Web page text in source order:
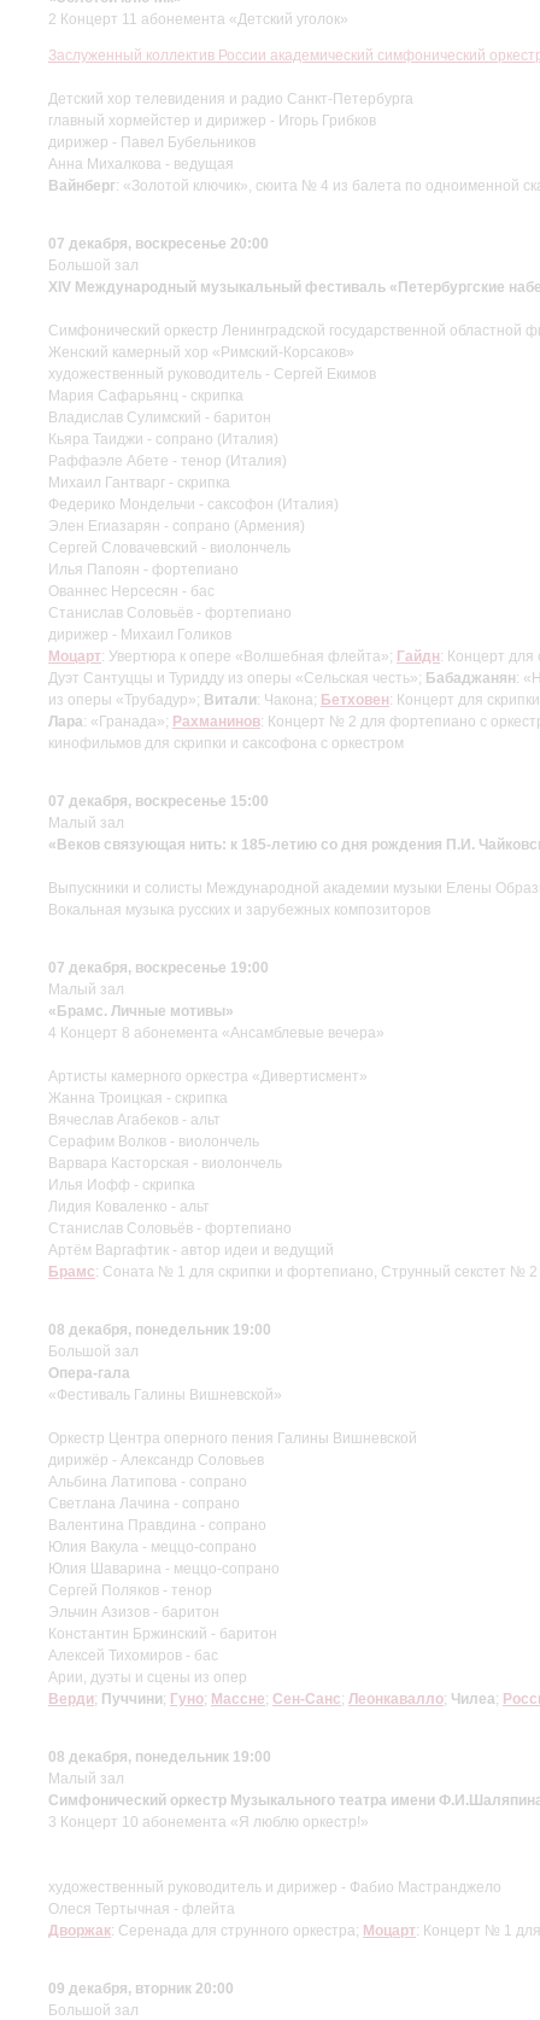
2 Концерт 11 абонемента «Детский уголок»
Заслуженный коллектив России академический симфонический
Детский хор телевидения и радио Санкт-Петербурга
главный хормейстер и дирижер - Игорь Грибков
дирижер - Павел Бубельников
Анна Михалкова - ведущая
Вайнберг: «Золотой ключик», сюита № 4 из балета по одноименной
07 декабря, воскресенье 20:00
Большой зал
XIV Международный музыкальный фестиваль «Петербургские
Симфонический оркестр Ленинградской государственной областной
Женский камерный хор «Римский-Корсаков»
художественный руководитель - Сергей Екимов
Мария Сафарьянц - скрипка
Владислав Сулимский - баритон
Кьяра Таиджи - сопрано (Италия)
Раффаэле Абете - тенор (Италия)
Михаил Гантварг - скрипка
Федерико Мондельчи - саксофон (Италия)
Элен Егиазарян - сопрано (Армения)
Сергей Словачевский - виолончель
Илья Папоян - фортепиано
Ованнес Нерсесян - бас
Станислав Соловьёв - фортепиано
дирижер - Михаил Голиков
Моцарт: Увертюра к опере «Волшебная флейта»; Гайдн: Концерт для
Дуэт Сантуццы и Туридду из оперы «Сельская честь»; Бабаджанян:
из оперы «Трубадур»; Витали: Чакона; Бетховен: Концерт для
Лара: «Гранада»; Рахманинов: Концерт № 2 для фортепиано с
кинофильмов для скрипки и саксофона с оркестром
07 декабря, воскресенье 15:00
Малый зал
«Веков связующая нить: к 185-летию со дня рождения П.И.
Выпускники и солисты Международной академии музыки Елены
Вокальная музыка русских и зарубежных композиторов
07 декабря, воскресенье 19:00
Малый зал
«Брамс. Личные мотивы»
4 Концерт 8 абонемента «Ансамблевые вечера»
Артисты камерного оркестра «Дивертисмент»
Жанна Троицкая - скрипка
Вячеслав Агабеков - альт
Серафим Волков - виолончель
Варвара Касторская - виолончель
Илья Иофф - скрипка
Лидия Коваленко - альт
Станислав Соловьёв - фортепиано
Артём Варгафтик - автор идеи и ведущий
Брамс: Соната № 1 для скрипки и фортепиано, Струнный секстет №
08 декабря, понедельник 19:00
Большой зал
Опера-гала
«Фестиваль Галины Вишневской»
Оркестр Центра оперного пения Галины Вишневской
дирижёр - Александр Соловьев
Альбина Латипова - сопрано
Светлана Лачина - сопрано
Валентина Правдина - сопрано
Юлия Вакула - меццо-сопрано
Юлия Шаварина - меццо-сопрано
Сергей Поляков - тенор
Эльчин Азизов - баритон
Константин Бржинский - баритон
Алексей Тихомиров - бас
Арии, дуэты и сцены из опер
Верди; Пуччини; Гуно; Массне; Сен-Санс; Леонкавалло; Чилеа;
08 декабря, понедельник 19:00
Малый зал
Симфонический оркестр Музыкального театра имени
3 Концерт 10 абонемента «Я люблю оркестр!»
художественный руководитель и дирижер - Фабио Мастранджело
Олеся Тертычная - флейта
Дворжак: Серенада для струнного оркестра; Моцарт: Концерт № 1
09 декабря, вторник 20:00
Большой зал